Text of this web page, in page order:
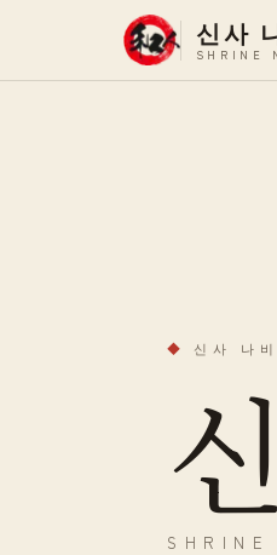
신사
SHRINE
◆ 신사 나비
SHRINE